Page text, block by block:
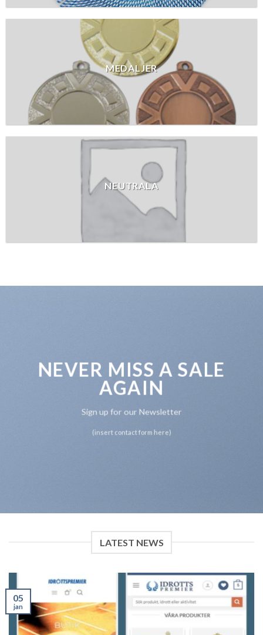
MEDALJER
NEUTRALA
NEVER MISS A SALE
AGAIN
Sign up for our Newsletter
(insert contact form here)
LATEST NEWS
05
jan